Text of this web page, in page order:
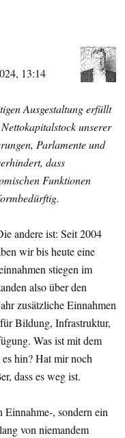
13:14
Ausgestaltung erfüllt
unserer
Parlamente und
dass
Funktionen
andere ist: Seit 2004
wir bis heute eine
stiegen im
also über den
zusätzliche Einnahmen
Bildung, Infrastruktur,
Was ist mit dem
hin? Hat mir noch
dass es weg ist.
, sondern ein
von niemandem